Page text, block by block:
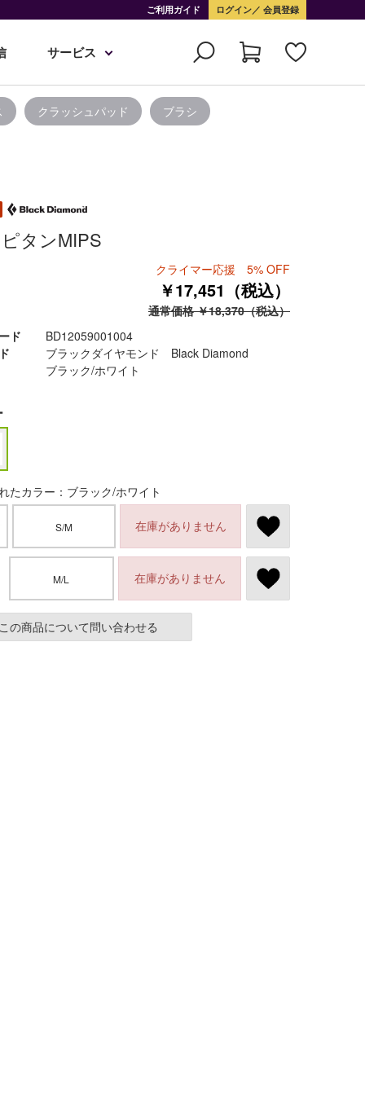
ご利用ガイド ログイン 会員登録
サービス
クラッシュパッド ブラシ
タンMIPS
クライマー応援 5% OFF
￥17,451（税込）
通常価格 ￥18,370（税込）
ド
BD12059001004
ブラックダイヤモンド Black Diamond
ブラック/ホワイト
たカラー：ブラック/ホワイト
S/M 在庫がありません
M/L 在庫がありません
この商品について問い合わせる